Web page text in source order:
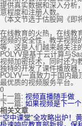
提供真实数据和深入分析
意程度和注册人数。
（本文节选于估股网《即
在线教育的火热，在线教
视频的安全性，教学视频
等，这是人们越来越关注
POLYV是基于云计算与
视频加密技术，同时还为
独特的开发了课件播放器
POLYV一直致力于国内
最优质的视频服务平台。
0
上一篇: 视频直播随手做
下一篇: 如果视频是下一
相关文章
“空中课堂”全攻略出炉！
极速响应教育部新规，保